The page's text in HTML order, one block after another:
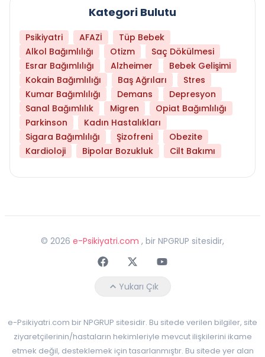
Kategori Bulutu
Psikiyatri AFAZİ
Tüp Bebek
Alkol Bağımlılığı
Otizm
Saç Dökülmesi
Esrar Bağımlılığı
Alzheimer
Bebek Gelişimi
Kokain Bağımlılığı
Baş Ağrıları
Stres
Kumar Bağımlılığı
Demans
Depresyon
Sanal Bağımlılık
Migren
Opiat Bağımlılığı
Parkinson
Kadın Hastalıkları
Sigara Bağımlılığı
Şizofreni
Obezite
Kardioloji
Bipolar Bozukluk Cilt Bakımı
© 2026 e-Psikiyatri.com , bir NPGRUP sitesidir,
FaceebokTwitterYoutube
Yukarı Çık
e-Psikiyatri.com bir NPGRUP sitesidir. Bu sitede verilen bilgiler, site
ziyaretçilerinin/hastaların hekimleriyle mevcut ilişkilerini ikame
etmek değil, desteklemek için tasarlanmıştır. Bu sitede yer alan